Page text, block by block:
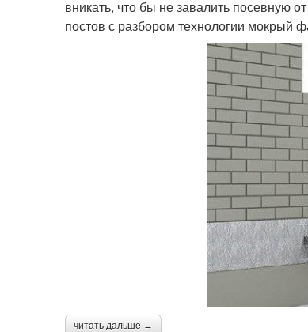
вникать, что бы не завалить посевную
постов с разбором технологии мокрый
читать дальше →